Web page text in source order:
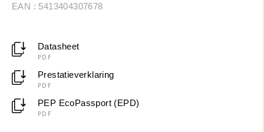
EAN : 5413404307678
Datasheet
PDF
Prestatieverklaring
PDF
PEP EcoPassport (EPD)
PDF